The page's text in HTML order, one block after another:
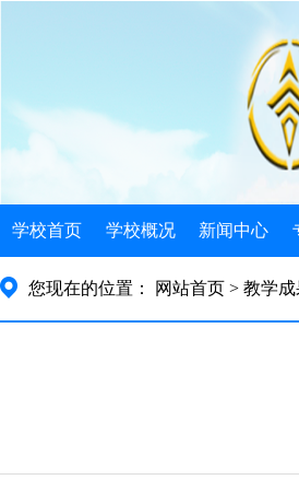
学校首页 学校概况
学校简介
新闻中心
学校新闻
您现在的位置： 网站首页 > 教学成